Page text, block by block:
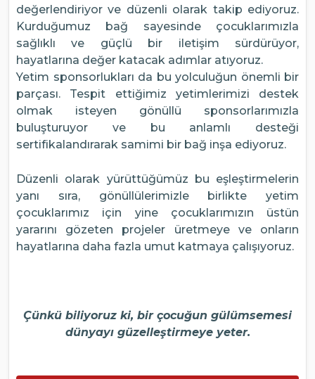
değerlendiriyor ve düzenli olarak takip ediyoruz.
Kurduğumuz bağ sayesinde çocuklarımızla
sağlıklı ve güçlü bir iletişim sürdürüyor,
hayatlarına değer katacak adımlar atıyoruz.
Yetim sponsorlukları da bu yolculuğun önemli bir
parçası. Tespit ettiğimiz yetimlerimizi destek
olmak isteyen gönüllü sponsorlarımızla
buluşturuyor ve bu anlamlı desteği
sertifikalandırarak samimi bir bağ inşa ediyoruz.
Düzenli olarak yürüttüğümüz bu eşleştirmelerin
yanı sıra, gönüllülerimizle birlikte yetim
çocuklarımız için yine çocuklarımızın üstün
yararını gözeten projeler üretmeye ve onların
hayatlarına daha fazla umut katmaya çalışıyoruz.
Çünkü biliyoruz ki, bir çocuğun gülümsemesi
dünyayı güzelleştirmeye yeter.